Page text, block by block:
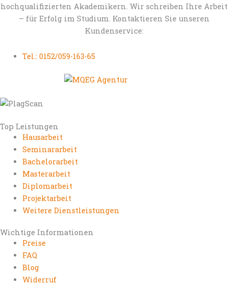
hochqualifizierten Akademikern. Wir schreiben Ihre Arbeit
– für Erfolg im Studium. Kontaktieren Sie unseren
Kundenservice:
Tel.: 0152/059-163-65
Top Leistungen
Hausarbeit
Seminararbeit
Bachelorarbeit
Masterarbeit
Diplomarbeit
Projektarbeit
Weitere Dienstleistungen
Wichtige Informationen
Preise
FAQ
Blog
Widerruf